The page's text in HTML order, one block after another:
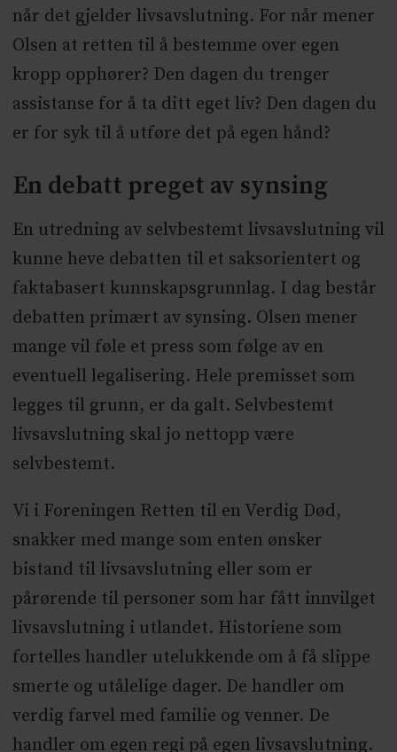
når det gjelder livsavslutning. For når mener
Olsen at retten til å bestemme over egen
kropp opphører? Den dagen du trenger
assistanse for å ta ditt eget liv? Den dagen du
er for syk til å utføre det på egen hånd?
En debatt preget av synsing
En utredning av selvbestemt livsavslutning vil
kunne heve debatten til et saksorientert og
faktabasert kunnskapsgrunnlag. I dag består
debatten primært av synsing. Olsen mener
mange vil føle et press som følge av en
eventuell legalisering. Hele premisset som
legges til grunn, er da galt. Selvbestemt
livsavslutning skal jo nettopp være
selvbestemt.
Vi i Foreningen Retten til en Verdig Død,
snakker med mange som enten ønsker
bistand til livsavslutning eller som er
pårørende til personer som har fått innvilget
livsavslutning i utlandet. Historiene som
fortelles handler utelukkende om å få slippe
smerte og utålelige dager. De handler om
verdig farvel med familie og venner. De
handler om egen regi på egen livsavslutning.